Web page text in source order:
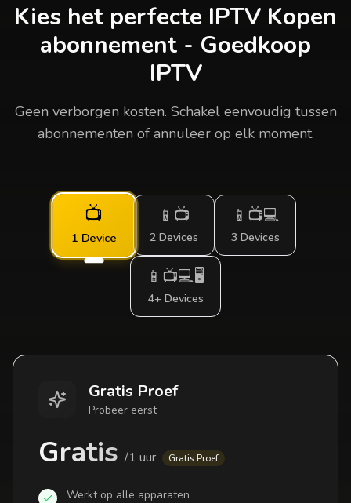
Kies het perfecte IPTV Kopen
abonnement - Goedkoop
IPTV
Geen verborgen kosten. Schakel eenvoudig tussen
abonnementen of annuleer op elk moment.
📺
1 Device
📱📺
2 Devices
📱📺💻
3 Devices
📱📺💻🖥️
4+ Devices
Gratis Proef
Probeer eerst
Gratis /1 uur Gratis Proef
Werkt op alle apparaten